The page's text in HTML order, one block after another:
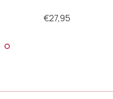
€27,95